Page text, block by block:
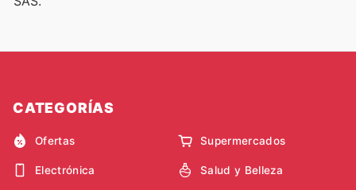
CATEGORÍAS
Ofertas Supermercados
Electrónica Salud y Belleza